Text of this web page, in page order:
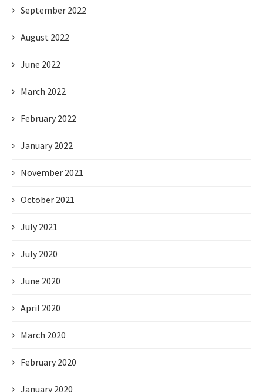
September 2022
August 2022
June 2022
March 2022
February 2022
January 2022
November 2021
October 2021
July 2021
July 2020
June 2020
April 2020
March 2020
February 2020
January 2020